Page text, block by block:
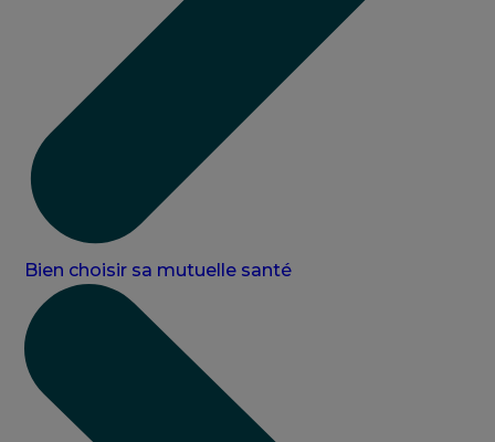
Bien choisir sa mutuelle santé